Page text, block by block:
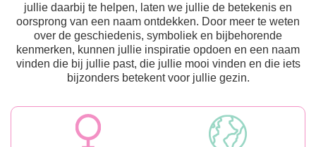
jullie daarbij te helpen, laten we jullie de betekenis en
oorsprong van een naam ontdekken. Door meer te weten
over de geschiedenis, symboliek en bijbehorende
kenmerken, kunnen jullie inspiratie opdoen en een naam
vinden die bij jullie past, die jullie mooi vinden en die iets
bijzonders betekent voor jullie gezin.